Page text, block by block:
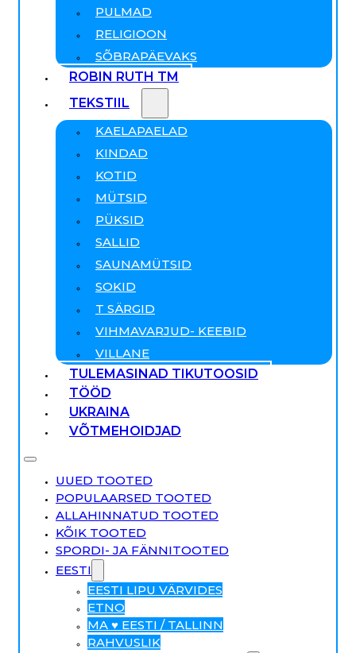
PULMAD
RELIGIOON
SÕBRAPÄEVAKS
ROBIN RUTH TM
TEKSTIIL
KAELAPAELAD
KINDAD
KOTID
MÜTSID
PÜKSID
SALLID
SAUNAMÜTSID
SOKID
T SÄRGID
VIHMAVARJUD- KEEBID
VILLANE
TULEMASINAD TIKUTOOSID
TÖÖD
UKRAINA
VÕTMEHOIDJAD
UUED TOOTED
POPULAARSED TOOTED
ALLAHINNATUD TOOTED
KÕIK TOOTED
SPORDI- JA FÄNNITOOTED
EESTI
EESTI LIPU VÄRVIDES
ETNO
MA ♥ EESTI / TALLINN
RAHVUSLIK